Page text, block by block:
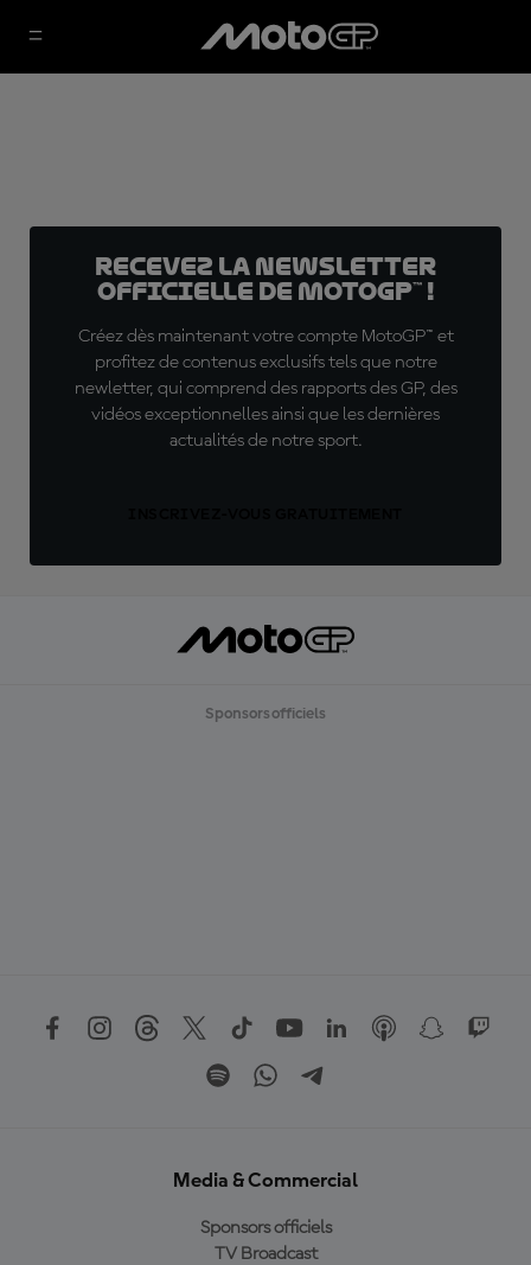
Recevez la Newsletter
officielle de MotoGP™ !
Créez dès maintenant votre compte MotoGP™ et
profitez de contenus exclusifs tels que notre
newletter, qui comprend des rapports des GP, des
vidéos exceptionnelles ainsi que les dernières
actualités de notre sport.
Sponsors officiels
Media & Commercial
Sponsors officiels
TV Broadcast